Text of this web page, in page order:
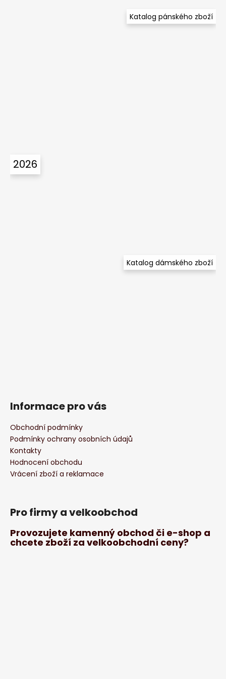
Katalog pánského zboží
2026
Katalog dámského zboží
Informace pro vás
Obchodní podmínky
Podmínky ochrany osobních údajů
Kontakty
Hodnocení obchodu
Vrácení zboží a reklamace
Pro firmy a velkoobchod
Provozujete kamenný obchod či e-shop a
chcete zboží za velkoobchodní ceny?